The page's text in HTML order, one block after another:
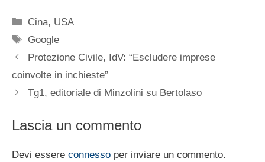
Categorie
Cina, USA
Tag
Google
Protezione Civile, IdV: “Escludere imprese
coinvolte in inchieste”
Tg1, editoriale di Minzolini su Bertolaso
Lascia un commento
Devi essere connesso per inviare un commento.